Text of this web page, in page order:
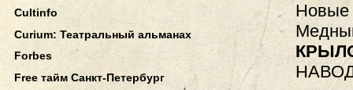
Новые
Cultinfo
Curium: Театральный альманах
Forbes
Free тайм Санкт-Петербург